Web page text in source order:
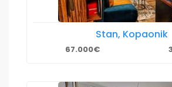
Stan, Kopaonik
67.000€